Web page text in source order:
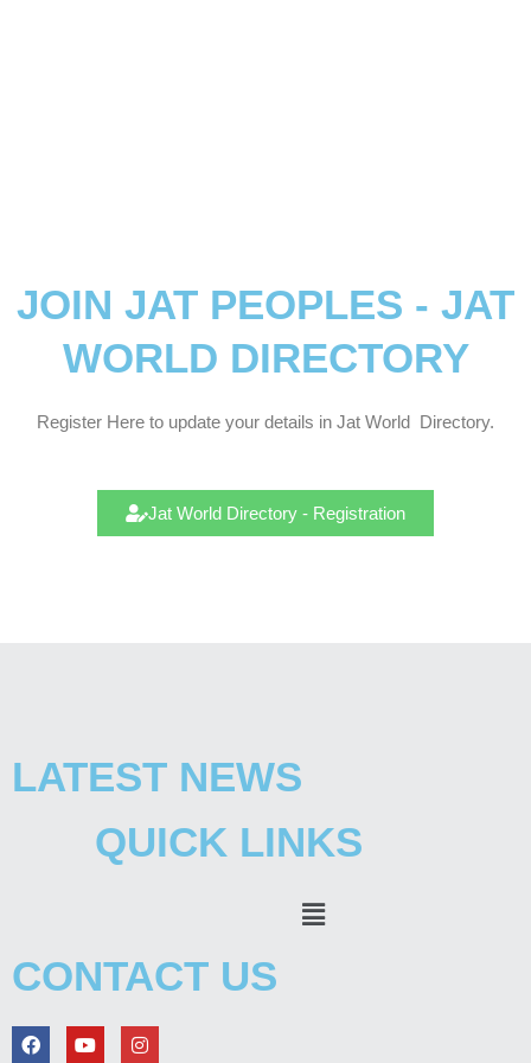
JOIN JAT PEOPLES - JAT
WORLD DIRECTORY
Register Here to update your details in Jat World Directory.
Jat World Directory - Registration
LATEST NEWS
QUICK LINKS
Menu
CONTACT US
F
a
Y
o
I
n